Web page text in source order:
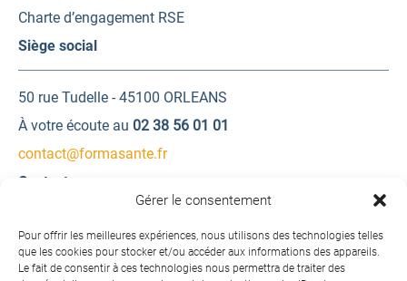
Gérer le consentement
Pour offrir les meilleures expériences, nous utilisons des technologies telles
que les cookies pour stocker et/ou accéder aux informations des appareils.
Le fait de consentir à ces technologies nous permettra de traiter des
Charte d’engagement RSE
Siège social
50 rue Tudelle - 45100 ORLEANS
À votre écoute au 02 38 56 01 01
contact@formasante.fr
Contactez-nous
Une question ? Une demande d’information ?
Contactez-nous